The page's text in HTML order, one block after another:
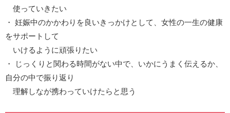
使っていきたい
・ 妊娠中のかかわりを良いきっかけとして、女性の一生の健康
をサポートして
いけるように頑張りたい
・ じっくりと関わる時間がない中で、いかにうまく伝えるか、
自分の中で振り返り
理解しなが携わっていけたらと思う